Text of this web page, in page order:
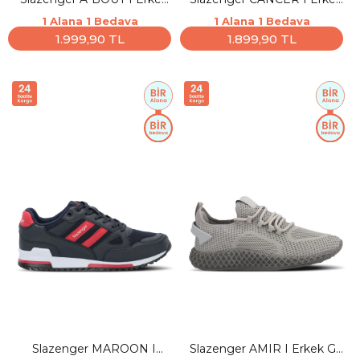
Gri Koşu & Yürüyüş Spor
Ayakkabısı
1 Alana 1 Bedava
1.999,90 TL
Koyu Gri Günlük Spor
Ayakkabısı
1 Alana 1 Bedava
1.899,90 TL
Slazenger MAROON I
Slazenger AMIR I Erkek Gri